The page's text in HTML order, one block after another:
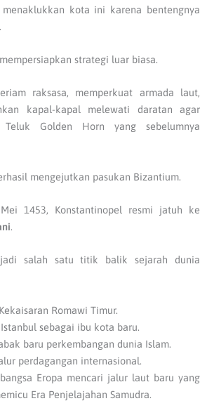
kota ini karena bentengnya
strategi luar biasa.
raksasa, memperkuat armada laut,
kapal-kapal melewati daratan agar
Teluk Golden Horn yang sebelumnya
mengejutkan pasukan Bizantium.
1453, Konstantinopel resmi jatuh ke
.
salah satu titik balik sejarah dunia
Romawi Timur.
sebagai ibu kota baru.
baru perkembangan dunia Islam.
perdagangan internasional.
Eropa mencari jalur laut baru yang
Era Penjelajahan Samudra.